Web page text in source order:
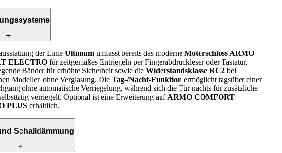
der Linie Ultimum umfasst bereits das moderne Motorschloss ARMO
ELECTRO für zeitgemäßes Entriegeln per Fingerabdruckleser oder Tastatur,
Bänder für erhöhte Sicherheit sowie die Widerstandsklasse RC2 bei
Modellen ohne Verglasung. Die Tag-/Nacht-Funktion ermöglicht tagsüber einen
ohne automatische Verriegelung, während sich die Tür nachts für zusätzliche
verriegelt. Optional ist eine Erweiterung auf ARMO COMFORT
PLUS erhältlich.
Schalldämmung